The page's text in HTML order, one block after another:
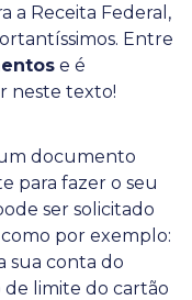
a Receita Federal,
Entre
e é
neste texto!
documento
para fazer o seu
ser solicitado
por exemplo:
sua conta do
de limite do cartão